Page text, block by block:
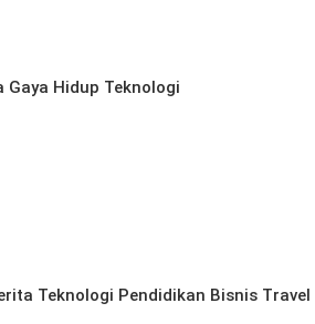
Gaya Hidup Teknologi
Teknologi Pendidikan Bisnis Travel